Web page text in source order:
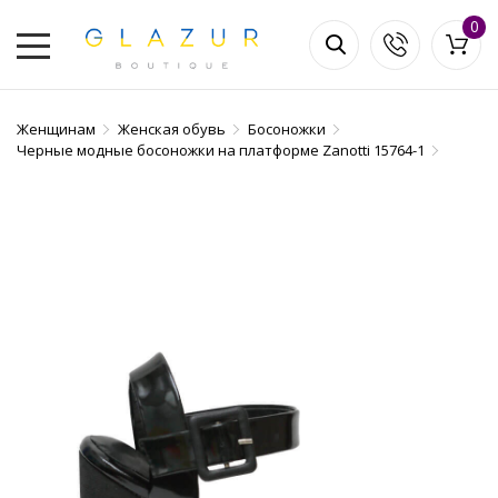
0
Женщинам Женская обувь
Босоножки
Черные модные босоножки на платформе Zanotti 15764-1